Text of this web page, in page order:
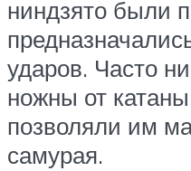
ниндзято были
ударов. Часто
ножны от
позволяли им
самурая.